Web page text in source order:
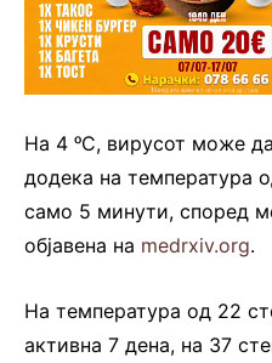
На 4 ᵒС, вирусот може
додека на температура
само 5 минути, според
објавена на medrxiv.org.
На температура од 22
активна 7 дена, на 37